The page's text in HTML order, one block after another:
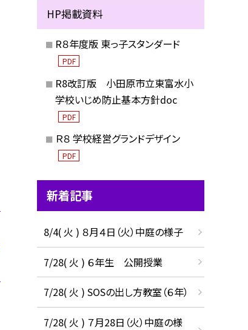
HP掲載資料
R８年度版 東っ子スタンダード
PDF
R8改訂版 小田原市立東富水小
学校いじめ防止基本方針doc
PDF
Ｒ８ 学校経営グランドデザイン
PDF
新着記事
8/4( 火 ) ８月４日（火）中庭の様子
7/28( 火 ) ６年生 公開授業
7/28( 火 ) SOSの出し方教室（６年）
7/28( 火 ) ７月28日（火）中庭の様